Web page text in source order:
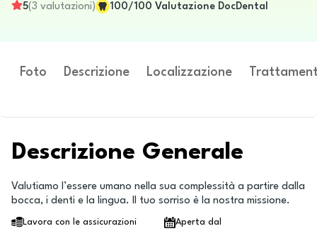
5(3 valutazioni) 100/100 Valutazione DocDental
Foto Descrizione Localizzazione
Descrizione Generale
Valutiamo l’essere umano nella sua complessità a partire dalla
bocca, i denti e la lingua. Il tuo sorriso è la nostra missione.
Lavora con le assicurazioni Aperta dal